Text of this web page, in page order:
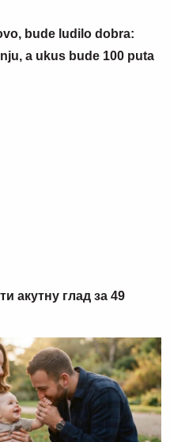
bude ludilo dobra:
a ukus bude 100 puta
акутну глад за 49